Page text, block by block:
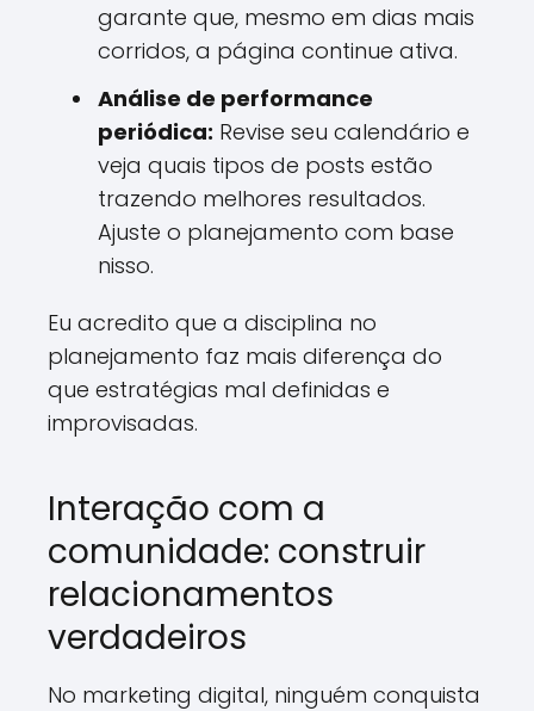
garante que, mesmo em dias mais
corridos, a página continue ativa.
Análise de performance
periódica: Revise seu calendário e
veja quais tipos de posts estão
trazendo melhores resultados.
Ajuste o planejamento com base
nisso.
Eu acredito que a disciplina no
planejamento faz mais diferença do
que estratégias mal definidas e
improvisadas.
Interação com a
comunidade: construir
relacionamentos
verdadeiros
No marketing digital, ninguém conquista